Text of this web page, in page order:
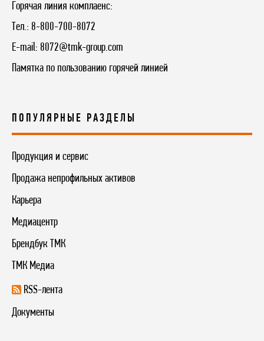
Горячая линия комплаенс:
Тел.: 8-800-700-8072
E-mail: 8072@tmk-group.com
Памятка по пользованию горячей линией
ПОПУЛЯРНЫЕ РАЗДЕЛЫ
Продукция и сервис
Продажа непрофильных активов
Карьера
Медиацентр
Брендбук ТМК
ТМК Медиа
RSS-лента
Документы